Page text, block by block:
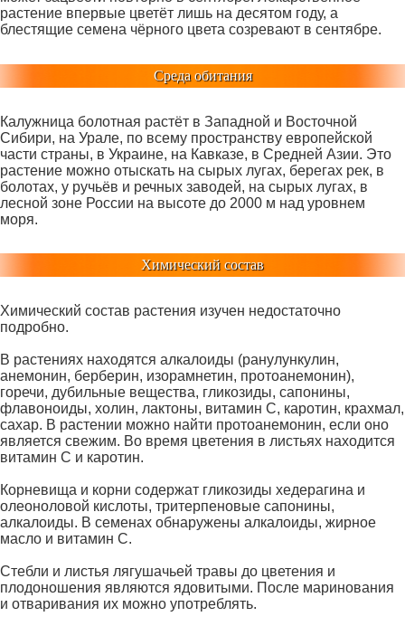
растение впервые цветёт лишь на десятом году, а
блестящие семена чёрного цвета созревают в сентябре.
Среда обитания
Калужница болотная растёт в Западной и Восточной
Сибири, на Урале, по всему пространству европейской
части страны, в Украине, на Кавказе, в Средней Азии. Это
растение можно отыскать на сырых лугах, берегах рек, в
болотах, у ручьёв и речных заводей, на сырых лугах, в
лесной зоне России на высоте до 2000 м над уровнем
моря.
Химический состав
Химический состав растения изучен недостаточно
подробно.
В растениях находятся алкалоиды (ранулункулин,
анемонин, берберин, изорамнетин, протоанемонин),
горечи, дубильные вещества, гликозиды, сапонины,
флавоноиды, холин, лактоны, витамин С, каротин, крахмал,
сахар. В растении можно найти протоанемонин, если оно
является свежим. Во время цветения в листьях находится
витамин С и каротин.
Корневища и корни содержат гликозиды хедерагина и
олеоноловой кислоты, тритерпеновые сапонины,
алкалоиды. В семенах обнаружены алкалоиды, жирное
масло и витамин С.
Стебли и листья лягушачьей травы до цветения и
плодоношения являются ядовитыми. После маринования
и отваривания их можно употреблять.